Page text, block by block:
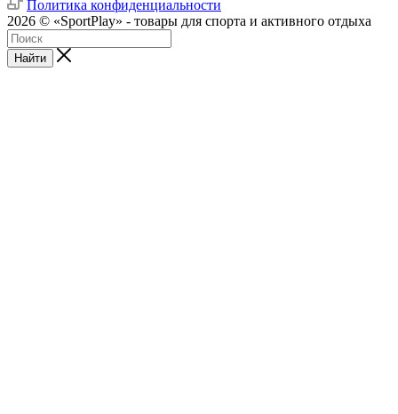
Политика конфиденциальности
2026 © «SportPlay» - товары для спорта и активного отдыха
Найти